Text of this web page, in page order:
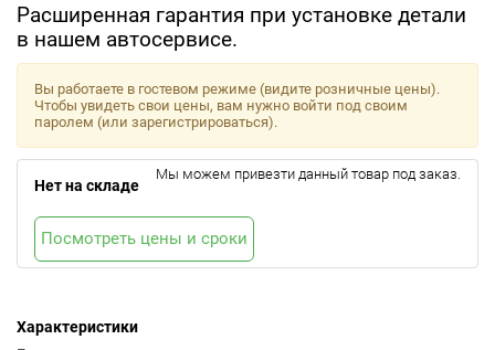
Расширенная гарантия при установке детали
в нашем автосервисе.
Характеристики
Вы работаете в гостевом режиме (видите розничные цены).
Чтобы увидеть свои цены, вам нужно войти под своим
паролем (или зарегистрироваться).
Нет на складе
Мы можем привезти данный товар под заказ.
Посмотреть цены и сроки